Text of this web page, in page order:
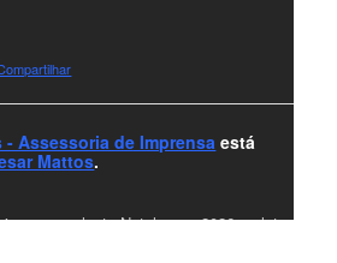
Assessoria de Imprensa está
Mattos.
um excelente Natal e um 2026 repleto